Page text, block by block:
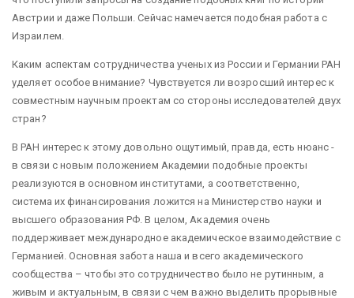
Австрии и даже Польши. Сейчас намечается подобная работа с
Израилем.
Каким аспектам сотрудничества ученых из России и Германии РАН
уделяет особое внимание? Чувствуется ли возросший интерес к
совместным научным проектам со стороны исследователей двух
стран?
В РАН интерес к этому довольно ощутимый, правда, есть нюанс -
в связи с новым положением Академии подобные проекты
реализуются в основном институтами, а соответственно,
система их финансирования ложится на Министерство науки и
высшего образования РФ. В целом, Академия очень
поддерживает международное академическое взаимодействие с
Германией. Основная забота наша и всего академического
сообщества – чтобы это сотрудничество было не рутинным, а
живым и актуальным, в связи с чем важно выделить прорывные